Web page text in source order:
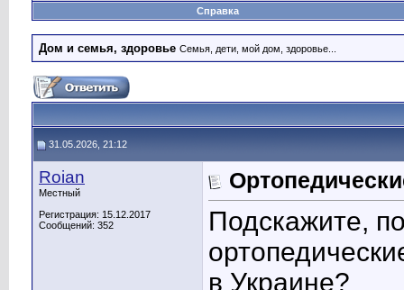
Справка
Дом и семья, здоровье Семья, дети, мой дом, здоровье...
31.05.2026, 21:12
Roian
Местный
Регистрация: 15.12.2017
Сообщений: 352
Подскажите,
в Украине?